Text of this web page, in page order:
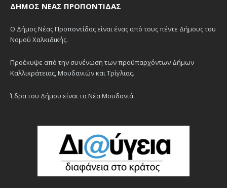
ΔΉΜΟΣ ΝΈΑΣ ΠΡΟΠΟΝΤΊΔΑΣ
Ο Δήμος Νέας Προποντίδας είναι ένας από τους πέντε Δήμους του
Νομού Χαλκιδικής.
Προέκυψε από την συνένωση των προϋπαρχόντων Δήμων
Καλλικράτειας, Μουδανιών και Τρίγλιας.
Έδρα του Δήμου είναι τα Νέα Μουδανιά.